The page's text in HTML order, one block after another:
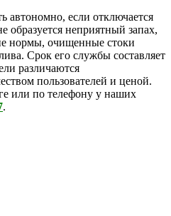
автономно, если отключается
образуется неприятный запах,
нормы, очищенные стоки
Срок его службы составляет
различаются
пользователей и ценой.
или по телефону у наших
.